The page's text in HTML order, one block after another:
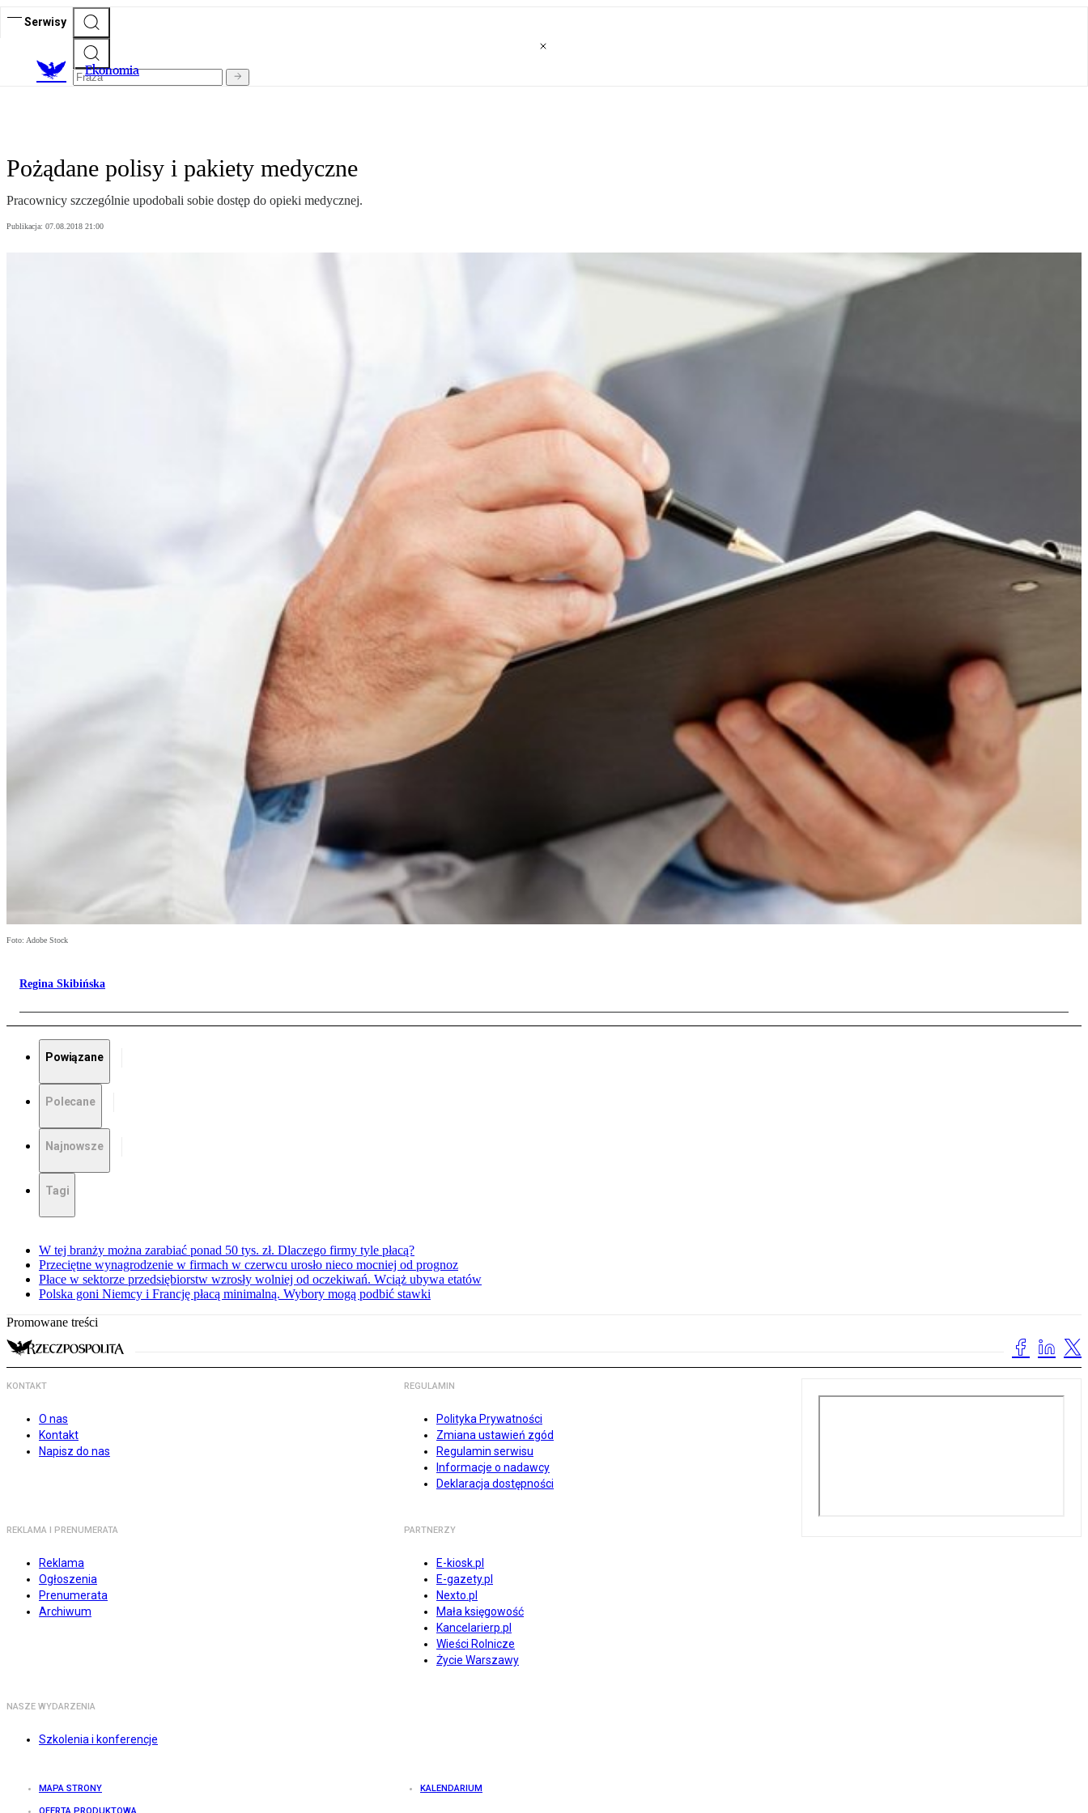
Serwisy
Ekonomia
Pożądane polisy i pakiety medyczne
Pracownicy szczególnie upodobali sobie dostęp do opieki medycznej.
Publikacja: 07.08.2018 21:00
Foto: Adobe Stock
Regina Skibińska
Powiązane
Polecane
Najnowsze
Tagi
W tej branży można zarabiać ponad 50 tys. zł. Dlaczego firmy tyle płacą?
Przeciętne wynagrodzenie w firmach w czerwcu urosło nieco mocniej od prognoz
Płace w sektorze przedsiębiorstw wzrosły wolniej od oczekiwań. Wciąż ubywa etatów
Polska goni Niemcy i Francję płacą minimalną. Wybory mogą podbić stawki
Promowane treści
KONTAKT
O nas
Kontakt
Napisz do nas
REGULAMIN
Polityka Prywatności
Zmiana ustawień zgód
Regulamin serwisu
Informacje o nadawcy
Deklaracja dostępności
REKLAMA I PRENUMERATA
Reklama
Ogłoszenia
Prenumerata
Archiwum
PARTNERZY
E-kiosk.pl
E-gazety.pl
Nexto.pl
Mała księgowość
Kancelarierp.pl
Wieści Rolnicze
Życie Warszawy
NASZE WYDARZENIA
Szkolenia i konferencje
MAPA STRONY KALENDARIUM